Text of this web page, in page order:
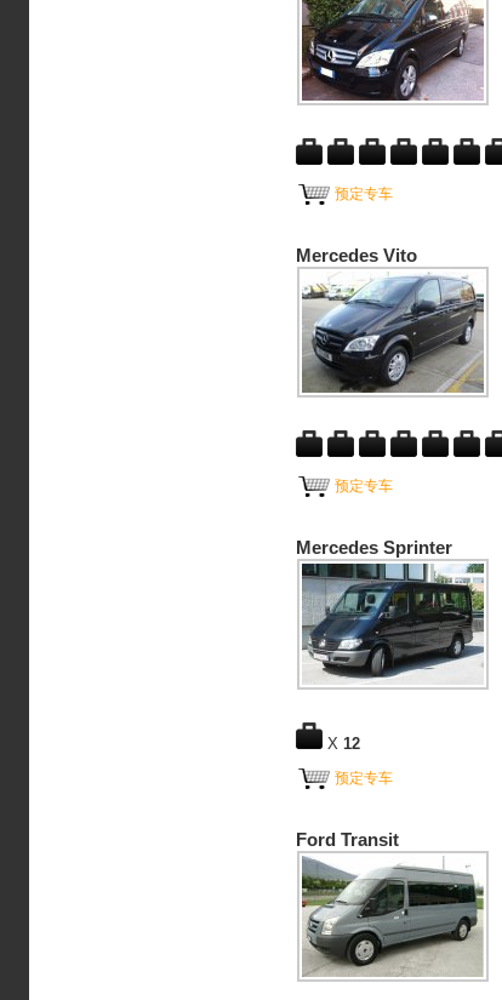
预定专车
Mercedes Vito
预定专车
Mercedes Sprinter
X 12
预定专车
Ford Transit